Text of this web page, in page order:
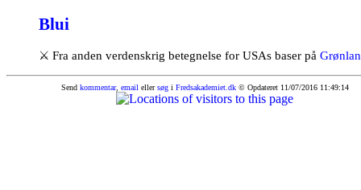
Blui
⚔ Fra anden verdenskrig betegnelse for USAs baser på
Send kommentar, email ellersøgi Fredsakademiet.dk © Opdateret 11/07/2016 11:49:14